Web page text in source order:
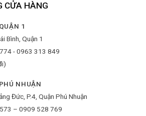
CỬA HÀNG
1
Bình, Quận 1
- 0963 313 849
NHUẬN
Đức, P.4, Quận Phú Nhuận
– 0909 528 769